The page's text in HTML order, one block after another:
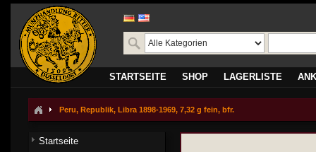
STARTSEITE SHOP LAGERLISTE
Peru, Republik, Libra 1898-1969, 7,32 g fein, bfr.
Startseite